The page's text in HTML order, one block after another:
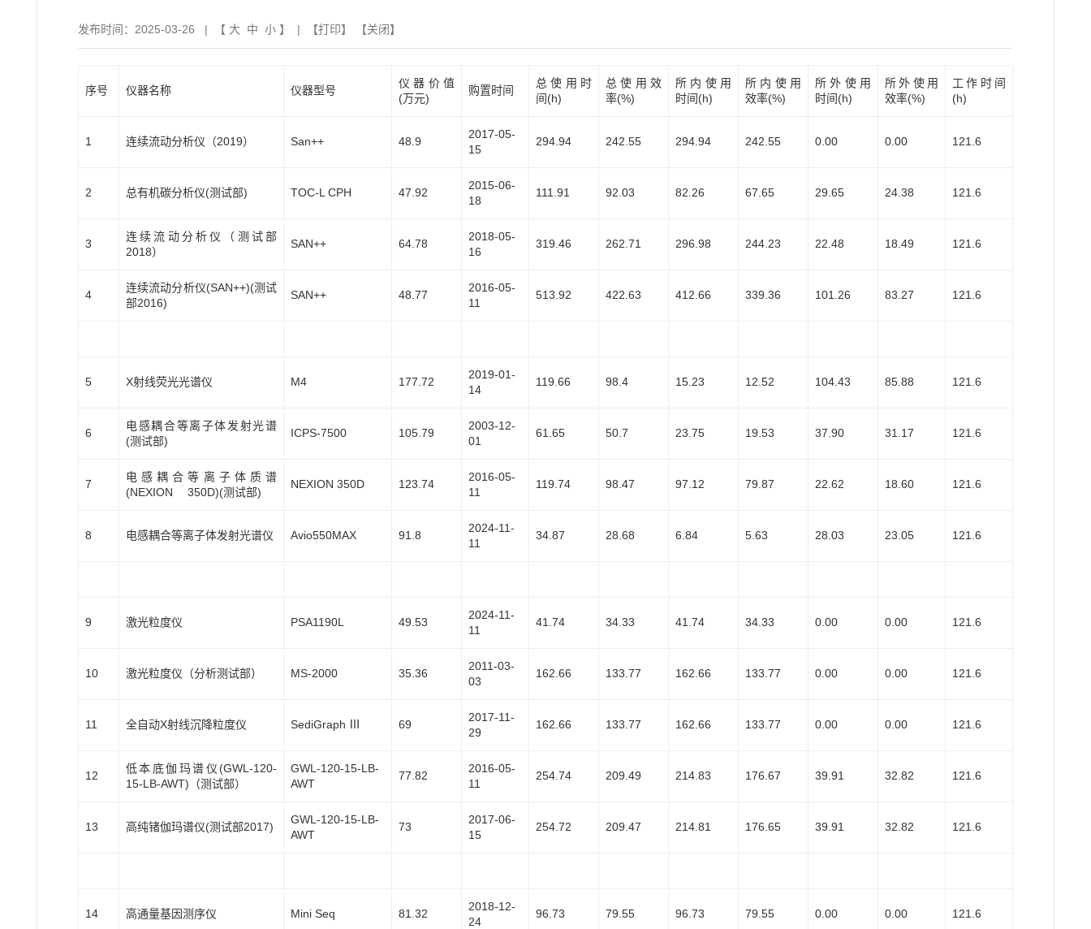
发布时间：2025-03-26 | 【 大 中 小 】 | 【打印】 【关闭】
序号 仪器名称 仪器型号
仪器价值
(万元)
购置时间
总使用时
间(h)
总使用效
率(%)
所内使用
时间(h)
所内使用
效率(%)
所外使用
时间(h)
所外使用
效率(%)
工作时间
(h)
1 连续流动分析仪（2019） San++ 48.9
2017-05-
15
294.94 242.55 294.94 242.55 0.00 0.00 121.6
2 总有机碳分析仪(测试部) TOC-L CPH 47.92
2015-06-
18
111.91 92.03 82.26 67.65 29.65 24.38 121.6
3
连续流动分析仪（测试部
2018）
SAN++ 64.78
2018-05-
16
319.46 262.71 296.98 244.23 22.48 18.49 121.6
4
连续流动分析仪(SAN++)(测试
部2016)
SAN++ 48.77
2016-05-
11
513.92 422.63 412.66 339.36 101.26 83.27 121.6
5 X射线荧光光谱仪 M4 177.72
2019-01-
14
119.66 98.4 15.23 12.52 104.43 85.88 121.6
6
电感耦合等离子体发射光谱
(测试部)
ICPS-7500 105.79
2003-12-
01
61.65 50.7 23.75 19.53 37.90 31.17 121.6
7
电感耦合等离子体质谱
(NEXION 350D)(测试部)
NEXION 350D 123.74
2016-05-
11
119.74 98.47 97.12 79.87 22.62 18.60 121.6
8 电感耦合等离子体发射光谱仪 Avio550MAX 91.8
2024-11-
11
34.87 28.68 6.84 5.63 28.03 23.05 121.6
9 激光粒度仪 PSA1190L 49.53
2024-11-
11
41.74 34.33 41.74 34.33 0.00 0.00 121.6
10 激光粒度仪（分析测试部） MS-2000 35.36
2011-03-
03
162.66 133.77 162.66 133.77 0.00 0.00 121.6
11 全自动X射线沉降粒度仪 SediGraph Ⅲ 69
2017-11-
29
162.66 133.77 162.66 133.77 0.00 0.00 121.6
12
低本底伽玛谱仪(GWL-120-
15-LB-AWT)（测试部）
GWL-120-15-LB-
AWT
77.82
2016-05-
11
254.74 209.49 214.83 176.67 39.91 32.82 121.6
13 高纯锗伽玛谱仪(测试部2017)
GWL-120-15-LB-
AWT
73
2017-06-
15
254.72 209.47 214.81 176.65 39.91 32.82 121.6
14 高通量基因测序仪 Mini Seq 81.32
2018-12-
24
96.73 79.55 96.73 79.55 0.00 0.00 121.6